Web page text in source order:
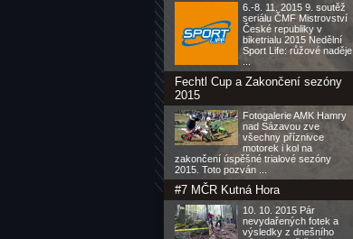
6.-8. 11. 2015 9. soutěž
seriálu ČMF Mistrovství
České republiky v
biketrialu 2015 Nedělní
Sport Life: růžové naděje
...
Fechtl Cup a Zakončení sezóny
2015
Fotogalerie AMK Hamry
nad Sázavou zve
všechny příznivce
motorek i kol na
zakončení úspěšné trialové sezóny
2015. Toto pozván ...
#7 MČR Kutná Hora
10. 10. 2015 Pár
nevydařených fotek a
výsledky z dnešního